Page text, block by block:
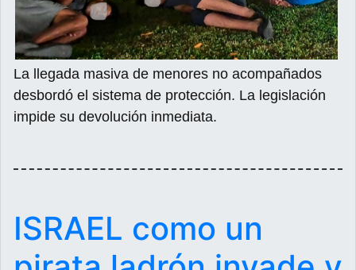
La llegada masiva de menores no acompañados
desbordó el sistema de protección. La legislación
impide su devolución inmediata.
ISRAEL como un